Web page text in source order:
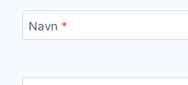
Navn *